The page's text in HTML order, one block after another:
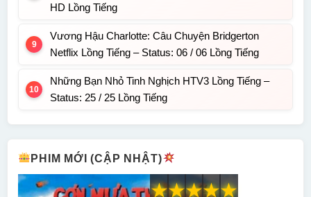
HD Lồng Tiếng
Vương Hậu Charlotte: Câu Chuyện Bridgerton
Netflix Lồng Tiếng – Status: 06 / 06 Lồng Tiếng
Những Bạn Nhỏ Tinh Nghịch HTV3 Lồng Tiếng –
Status: 25 / 25 Lồng Tiếng
PHIM MỚI (CẬP NHẬT)
★
★
★
★
★